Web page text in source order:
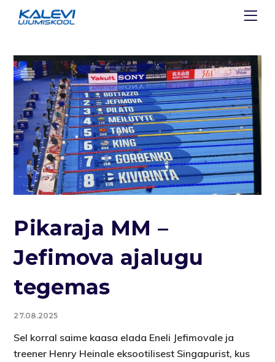
Pikaraja MM –
Jefimova ajalugu
tegemas
27.08.2025
Sel korral saime kaasa elada Eneli Jefimovale ja
treener Henry Heinale eksootilisest Singapurist, kus